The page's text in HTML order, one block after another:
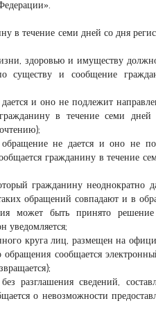
в течение семи дней со дня
здоровью и имуществу
существу и сообщение
и оно не подлежит
в течение семи
обращение не дается и оно не
гражданину в течение
гражданину неоднократно
обращений совпадают и в
может быть принято
уведомляется;
круга лиц, размещен на
сообщается
разглашения сведений,
о невозможности